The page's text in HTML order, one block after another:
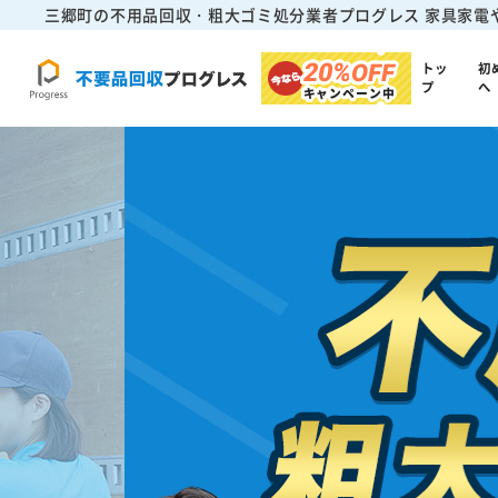
三郷町の不用品回収・粗大ゴミ処分業者プログレス 家具家電
20%OFF
キャンペーン中
トッ
プ
初
へ